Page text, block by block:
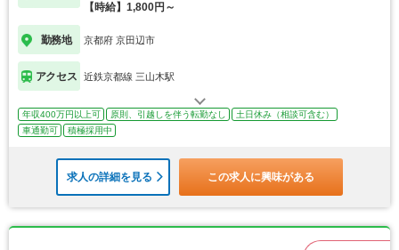
【時給】1,800円～
勤務地 京都府 京田辺市
アクセス 近鉄京都線 三山木駅
年収400万円以上可 原則、引越しを伴う転勤なし
土日休み（相談可含む）
車通勤可
積極採用中
求人の詳細を見る この求人に興味がある